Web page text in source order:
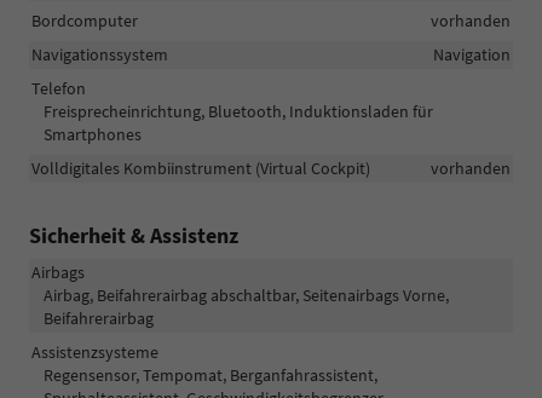
Bordcomputer
vorhanden
Navigationssystem
Navigation
Telefon
Freisprecheinrichtung, Bluetooth, Induktionsladen für
Smartphones
Volldigitales Kombiinstrument (Virtual Cockpit)
vorhanden
Sicherheit & Assistenz
Airbags
Airbag, Beifahrerairbag abschaltbar, Seitenairbags Vorne,
Beifahrerairbag
Assistenzsysteme
Regensensor, Tempomat, Berganfahrassistent,